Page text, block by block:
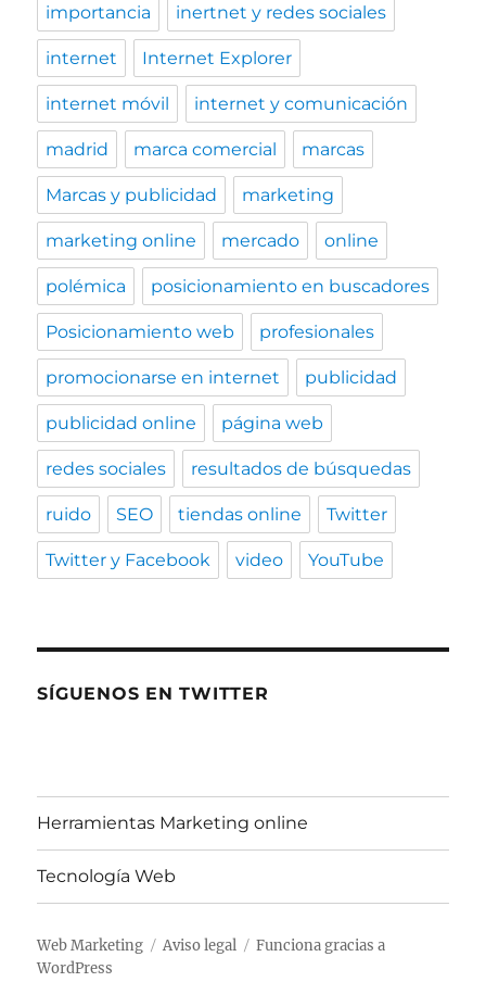
importancia inertnet y redes sociales
internet Internet Explorer
internet móvil internet y comunicación
madrid marca comercial marcas
Marcas y publicidad marketing
marketing online mercado online
polémica posicionamiento en buscadores
Posicionamiento web profesionales
promocionarse en internet publicidad
publicidad online página web
redes sociales resultados de búsquedas
ruido SEO tiendas online Twitter
Twitter y Facebook video YouTube
SÍGUENOS EN TWITTER
Herramientas Marketing online
Tecnología Web
Web Marketing Aviso legal
Funciona gracias a
WordPress